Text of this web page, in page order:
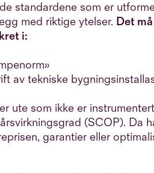
standardene som er
med riktige ytelser. Det
i:
av tekniske
ute som ikke er
(SCOP). Da
garantier eller